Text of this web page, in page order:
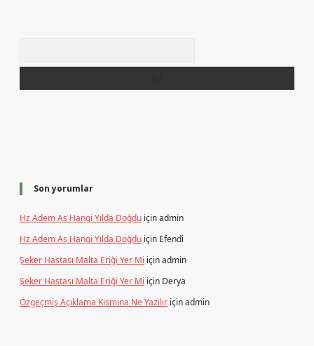
Son yorumlar
Hz Adem As Hangi Yılda Doğdu içinadmin
Hz Adem As Hangi Yılda Doğdu için Efendi
Şeker Hastası Malta Eriği Yer Mi içinadmin
Şeker Hastası Malta Eriği Yer Mi için Derya
Özgeçmiş Açıklama Kısmına Ne Yazılır içinadmin